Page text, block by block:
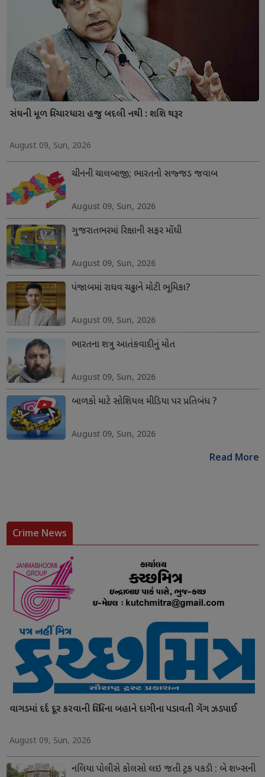
સંઘની મૂળ વિચારધારા હજુ બદલી નથી : શશિ થરૂર
August 09, Sun, 2026
ચીનની ચાલબાજી; ભારતનો સજ્જડ જવાબ
August 09, Sun, 2026
ગુજરાતભરમાં રિક્ષાની સફર મોંઘી
August 09, Sun, 2026
પંજાબમાં રાઘવ ચઢ્ઢાને મોટી ભૂમિકા?
August 09, Sun, 2026
ભારતના શત્રુ આતંકવાદીનું મોત
August 09, Sun, 2026
બાળકો માટે સોશિયલ મીડિયા પર પ્રતિબંધ ?
August 09, Sun, 2026
Read More
Crime News
વાગડમાં દર્દ દૂર કરવાની વિધિના બહાને દાગીના પડાવતી ગેંગ ઝડપાઈ
August 09, Sun, 2026
નલિયા પોલીસે કોલસો લઇ જતી ટ્રક પકડી : બે શખ્સની